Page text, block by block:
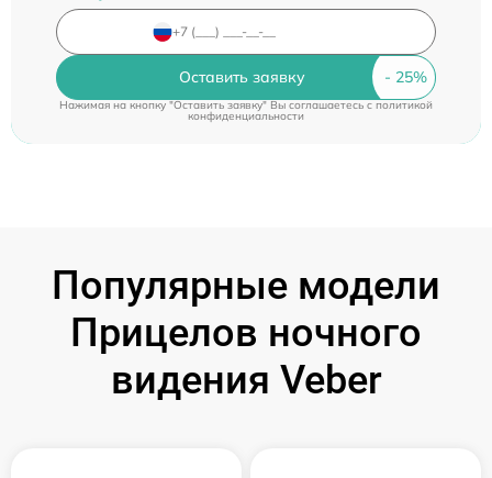
Оставить заявку
Нажимая на кнопку "Оставить заявку" Вы соглашаетесь cполитикой
конфиденциальности
Популярные модели
Прицелов ночного
видения Veber